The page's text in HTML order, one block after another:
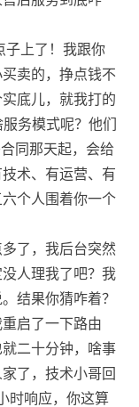
子上了！我跟你
卖的，挣点钱不
底儿，就我打的
务模式呢？他们
同那天起，会给
术、有运营、有
个人围着你一个
了，我后台突然
人理我了吧？我
结果你猜咋着？
启了一下路由
二十分钟，啥事
了，技术小哥回
时响应，你这算